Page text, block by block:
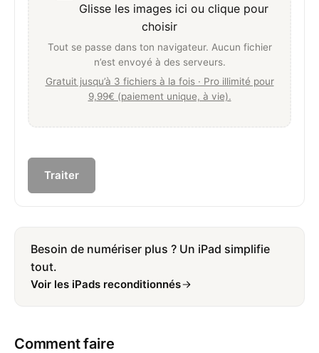
Glisse les images ici ou clique pour
choisir
Tout se passe dans ton navigateur. Aucun fichier
n’est envoyé à des serveurs.
Gratuit jusqu’à 3 fichiers à la fois · Pro illimité pour
9,99€ (paiement unique, à vie).
Traiter
Besoin de numériser plus ? Un iPad simplifie
tout.
Voir les iPads reconditionnés
Comment faire